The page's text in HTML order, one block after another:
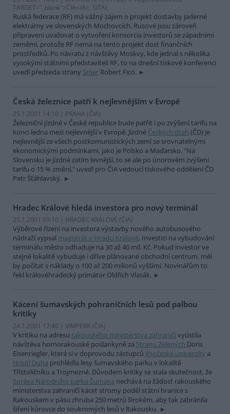
TARGET="_blank">ČIA</A>, SITA)
Ruská federace (RF) má vážný zájem o projekt dostavby jaderné
elektrárny ve slovenských Mochovcích. Rusové jsou zároveň
připraveni uvažovat o vytvoření konsorcia investorů se západními
zeměmi, protože RF nemá na tento projekt dost finančních
prostředků. Po návratu z návštěvy Moskvy, kde jednal s několika
vysokými státními představiteli RF, to na dnešní tiskové konferenci
uvedl předseda strany Smer Robert Fico.
Česká železnice patří k nejlevnějším v Evropě
25.1.2001 14:10 | PRAHA (ČIA)
Železniční jízdné v České republice bude patřit i po zvýšení tarifu na
konci ledna mezi nejlevnější v Evropě. Jízdné Českých drah (ČD) je
nejlevnější ze všech postkomunistických zemí se srovnatelnými
ekonomickými podmínkami, jako je Polsko a Maďarsko. "Na
Slovensku je jízdné zatím levnější, to se ale po únorovém zvýšení
tarifu o 15 % změní," uvedl pro ČIA vedoucí tiskového oddělení ČD
Petr Šťáhlavský.
Hradec Králové hledá investora pro nový terminál
25.1.2001 09:10 | HRADEC KRÁLOVÉ (ČIA)
Výběrové řízení na investora výstavby nového autobusového
nádraží vypsal magistrát v Hradci Králové. Investici na vybudování
terminálu město odhaduje na 30 až 40 mil. Kč. Pokud investor ve
stejné lokalitě vybuduje i dříve plánované obchodní centrum, měl
by počítat s náklady o 100 až 200 milionů vyššími. Novinářům to
řekl královéhradecký primátor Oldřich Vlasák.
Kácení šumavských pohraničních lesů pod palbou
kritiky
24.1.2001 17:40 | VIMPERK (ČIA)
V kritiku na adresu rakouského ministerstva zahraničívyústila
návštěva hornorakouské poslankyně za Stranu Zelených Doris
Eisenriegler, která si v doprovodu zástupců Jihočeské univerzity a
Hnutí Duha prohlédla lesy šumavského parku v lokalitě
Třístoličníku a Trojmezné. Důvodem kritiky se stala skutečnost, že
Správa Národního parku Šumava nechává na žádost rakouského
ministerstva zahraničí kácet stromy podél státní hranice s
Rakouskem v pásu zhruba 250 metrů širokém, aby tak zabránila
šíření kůrovce do soukromých lesů v Rakousku.